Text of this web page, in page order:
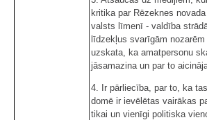
kritika par Rēzeknes
valsts līmenī - valdība
līdzekļus svarīgām
uzskata, ka amatpersonu
jāsamazina un par to
4. Ir pārliecība, par to, ka
domē ir ievēlētas vairākas
tikai un vienīgi politiska